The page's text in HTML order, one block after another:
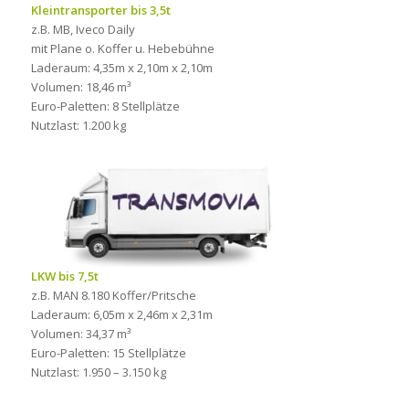
Kleintransporter bis 3,5t
z.B. MB, Iveco Daily
mit Plane o. Koffer u. Hebebühne
Laderaum: 4,35m x 2,10m x 2,10m
Volumen: 18,46 m³
Euro-Paletten: 8 Stellplätze
Nutzlast: 1.200 kg
LKW bis 7,5t
z.B. MAN 8.180 Koffer/Pritsche
Laderaum: 6,05m x 2,46m x 2,31m
Volumen: 34,37 m³
Euro-Paletten: 15 Stellplätze
Nutzlast: 1.950 – 3.150 kg